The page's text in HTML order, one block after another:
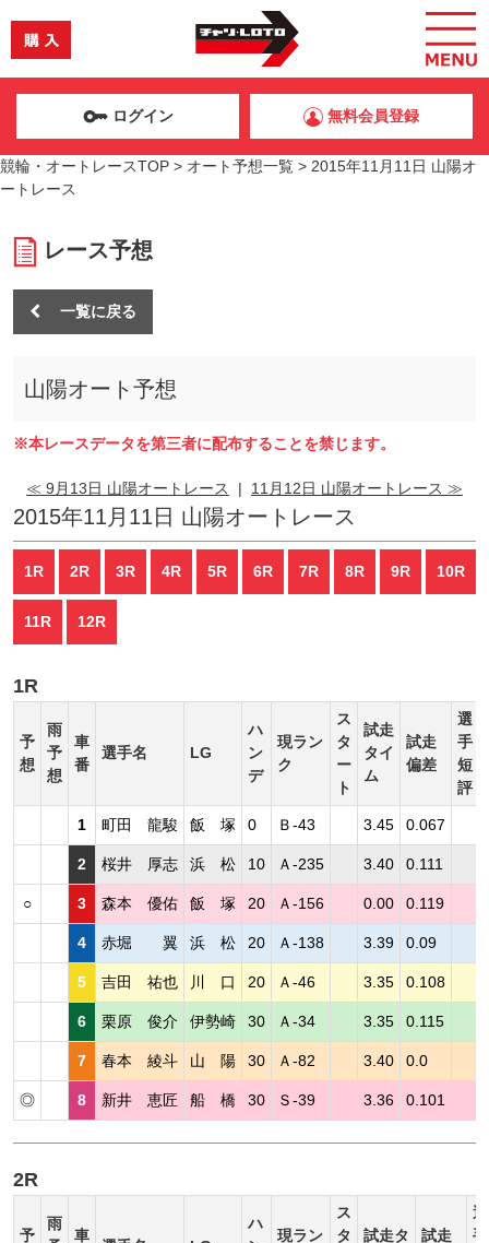
ログイン 無料会員登録
競輪・オートレースTOP > オート予想一覧 > 2015年11月11日 山陽オ
ートレース
レース予想
一覧に戻る
山陽オート予想
※本レースデータを第三者に配布することを禁じます。
≪ 9月13日 山陽オートレース | 11月12日 山陽オートレース ≫
2015年11月11日 山陽オートレース
1R 2R 3R 4R 5R 6R 7R 8R 9R 10R
11R 12R
1R
予
想
雨
予
想
車
番
選手名 LG
ハ
ン
デ
現ラン
ク
ス
タ
ー
ト
試走
タイ
ム
試走
偏差
選
手
短
評
1 町田 龍駿 飯 塚 0 Ｂ-43 3.45 0.067
2 桜井 厚志 浜 松 10 Ａ-235 3.40 0.111
○ 3 森本 優佑 飯 塚 20 Ａ-156 0.00 0.119
4 赤堀 翼 浜 松 20 Ａ-138 3.39 0.09
5 吉田 祐也 川 口 20 Ａ-46 3.35 0.108
6 栗原 俊介 伊勢崎 30 Ａ-34 3.35 0.115
7 春本 綾斗 山 陽 30 Ａ-82 3.40 0.0
◎ 8 新井 恵匠 船 橋 30 Ｓ-39 3.36 0.101
2R
予
雨
車
ハ
現ラン
ス
タ
試走タ
試走
選
手